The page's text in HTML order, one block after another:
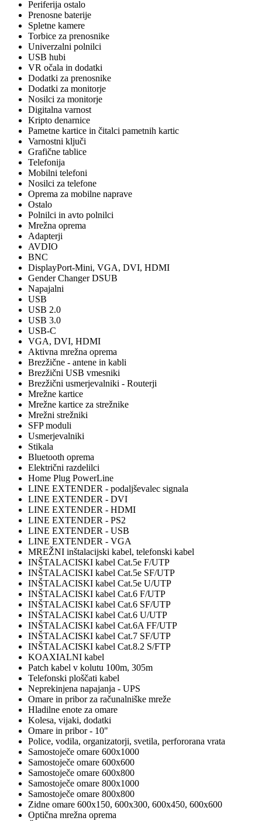
Periferija ostalo
Prenosne baterije
Spletne kamere
Torbice za prenosnike
Univerzalni polnilci
USB hubi
VR očala in dodatki
Dodatki za prenosnike
Dodatki za monitorje
Nosilci za monitorje
Digitalna varnost
Kripto denarnice
Pametne kartice in čitalci pametnih kartic
Varnostni ključi
Grafične tablice
Telefonija
Mobilni telefoni
Nosilci za telefone
Oprema za mobilne naprave
Ostalo
Polnilci in avto polnilci
Mrežna oprema
Adapterji
AVDIO
BNC
DisplayPort-Mini, VGA, DVI, HDMI
Gender Changer DSUB
Napajalni
USB
USB 2.0
USB 3.0
USB-C
VGA, DVI, HDMI
Aktivna mrežna oprema
Brezžične - antene in kabli
Brezžični USB vmesniki
Brezžični usmerjevalniki - Routerji
Mrežne kartice
Mrežne kartice za strežnike
Mrežni strežniki
SFP moduli
Usmerjevalniki
Stikala
Bluetooth oprema
Električni razdelilci
Home Plug PowerLine
LINE EXTENDER - podaljševalec signala
LINE EXTENDER - DVI
LINE EXTENDER - HDMI
LINE EXTENDER - PS2
LINE EXTENDER - USB
LINE EXTENDER - VGA
MREŽNI inštalacijski kabel, telefonski kabel
INŠTALACISKI kabel Cat.5e F/UTP
INŠTALACISKI kabel Cat.5e SF/UTP
INŠTALACISKI kabel Cat.5e U/UTP
INŠTALACISKI kabel Cat.6 F/UTP
INŠTALACISKI kabel Cat.6 SF/UTP
INŠTALACISKI kabel Cat.6 U/UTP
INŠTALACISKI kabel Cat.6A FF/UTP
INŠTALACISKI kabel Cat.7 SF/UTP
INŠTALACISKI kabel Cat.8.2 S/FTP
KOAXIALNI kabel
Patch kabel v kolutu 100m, 305m
Telefonski ploščati kabel
Neprekinjena napajanja - UPS
Omare in pribor za računalniške mreže
Hladilne enote za omare
Kolesa, vijaki, dodatki
Omare in pribor - 10"
Police, vodila, organizatorji, svetila, perfororana vrata
Samostoječe omare 600x1000
Samostoječe omare 600x600
Samostoječe omare 600x800
Samostoječe omare 800x1000
Samostoječe omare 800x800
Zidne omare 600x150, 600x300, 600x450, 600x600
Optična mrežna oprema